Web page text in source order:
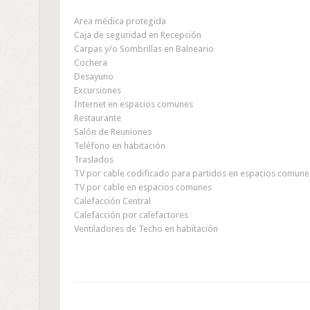
Area médica protegida
Caja de seguridad en Recepción
Carpas y/o Sombrillas en Balneario
Cochera
Desayuno
Excursiones
Internet en espacios comunes
Restaurante
Salón de Reuniones
Teléfono en habitación
Traslados
TV por cable codificado para partidos en espacios
TV por cable en espacios comunes
Calefacción Central
Calefacción por calefactores
Ventiladores de Techo en habitación